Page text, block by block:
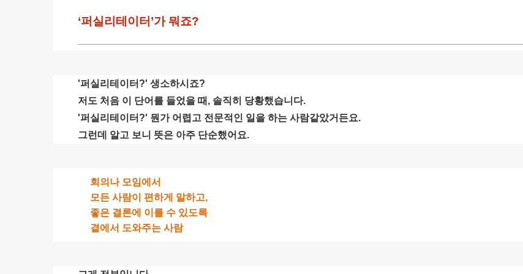
‘퍼실리테이터’가 뭐죠?
'퍼실리테이터?' 생소하시죠?
저도 처음 이 단어를 들었을 때, 솔직히 당황했습니다.
'퍼실리테이터?' 뭔가 어렵고 전문적인 일을 하는 사람같았거든요.
그런데 알고 보니 뜻은 아주 단순했어요.
회의나 모임에서
모든 사람이 편하게 말하고,
좋은 결론에 이를 수 있도록
곁에서 도와주는 사람